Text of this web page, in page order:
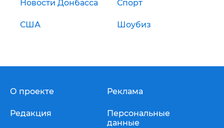
Новости Донбасса Спорт
США Шоубиз
О проекте
Редакция
Реклама
Персональные
данные